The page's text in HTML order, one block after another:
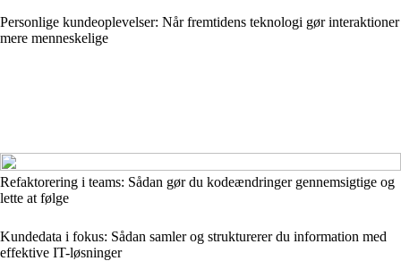
Personlige kundeoplevelser: Når fremtidens teknologi gør interaktioner
mere menneskelige
Refaktorering i teams: Sådan gør du kodeændringer gennemsigtige og
lette at følge
Kundedata i fokus: Sådan samler og strukturerer du information med
effektive IT-løsninger